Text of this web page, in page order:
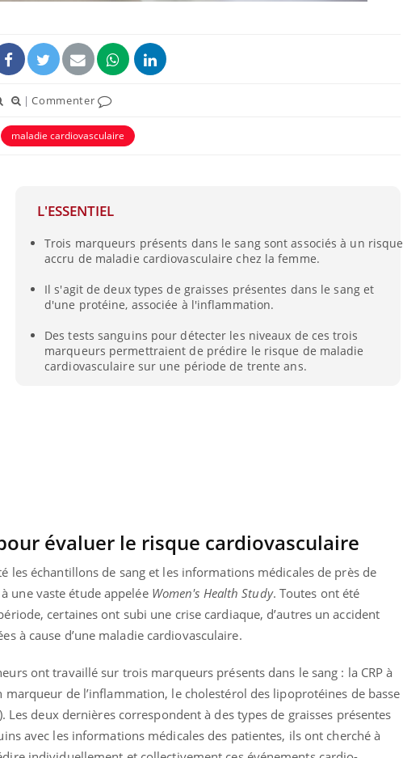
|Commenter
maladie cardiovasculaire
L'ESSENTIEL
Trois marqueurs présents dans le sang sont associés à un risque
accru de maladie cardiovasculaire chez la femme.
Il s'agit de deux types de graisses présentes dans le sang et
d'une protéine, associée à l'inflammation.
Des tests sanguins pour détecter les niveaux de ces trois
marqueurs permettraient de prédire le risque de maladie
cardiovasculaire sur une période de trente ans.
évaluer le risque cardiovasculaire
les échantillons de sang et les informations médicales de près de
une vaste étude appelée Women's Health Study. Toutes ont été
certaines ont subi une crise cardiaque, d’autres un accident
à cause d’une maladie cardiovasculaire.
ont travaillé sur trois marqueurs présents dans le sang : la CRP à
de l’inflammation, le cholestérol des lipoprotéines de basse
Les deux dernières correspondent à des types de graisses présentes
avec les informations médicales des patientes, ils ont cherché à
Youtube
dans le diabète de type 2
d'idées reçues chez les
parfois chez les soignants.
préparer pour l’été !Youtube
L'été arrive… et avec lui, un tout nouveau
rythme de vie ! Vacances, plage, piscine,
soleil, activités en plein air… Nos mains